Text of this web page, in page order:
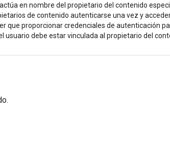
en nombre del propietario del contenido
de contenido autenticarse una vez y
que proporcionar credenciales de autenticación
usuario debe estar vinculada al propietario del